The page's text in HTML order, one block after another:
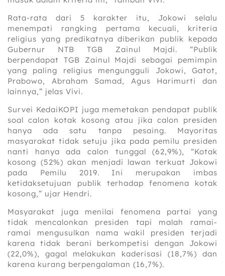
Rata-rata dari 5 karakter itu, Jokowi selalu
menempati rangking pertama kecuali, kriteria
religius yang predikatnya diberikan publik kepada
Gubernur NTB TGB Zainul Majdi. “Publik
berpendapat TGB Zainul Majdi sebagai pemimpin
yang paling religius mengungguli Jokowi, Gatot,
Prabowo, Abraham Samad, Agus Harimurti dan
lainnya,” jelas Vivi.
Survei KedaiKOPI juga memetakan pendapat publik
soal calon kotak kosong atau jika calon presiden
hanya ada satu tanpa pesaing. Mayoritas
masyarakat tidak setuju jika pada pemilu presiden
nanti hanya ada calon tunggal (62,9%), “Kotak
kosong (52%) akan menjadi lawan terkuat Jokowi
pada Pemilu 2019. Ini merupakan imbas
ketidaksetujuan publik terhadap fenomena kotak
kosong,” ujar Hendri.
Masyarakat juga menilai fenomena partai yang
tidak mencalonkan presiden tapi malah ramai-
ramai mengusulkan nama wakil presiden terjadi
karena tidak berani berkompetisi dengan Jokowi
(22,0%), gagal melakukan kaderisasi (18,7%) dan
karena kurang berpengalaman (16,7%).